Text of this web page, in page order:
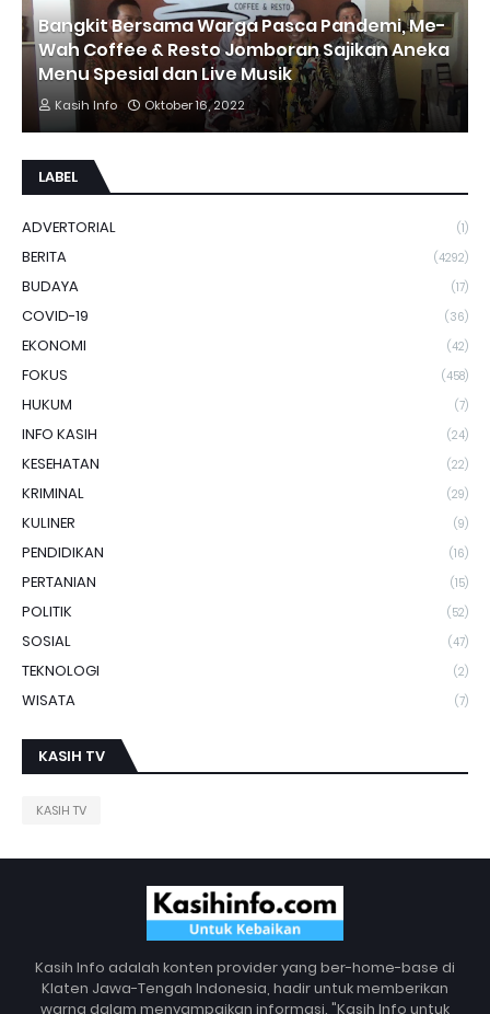
Bangkit Bersama Warga Pasca Pandemi, Me-
Wah Coffee & Resto Jomboran Sajikan Aneka
Menu Spesial dan Live Musik
Kasih Info Oktober 16, 2022
LABEL
ADVERTORIAL (1)
BERITA (4292)
BUDAYA (17)
COVID-19 (36)
EKONOMI (42)
FOKUS (458)
HUKUM (7)
INFO KASIH (24)
KESEHATAN (22)
KRIMINAL (29)
KULINER (9)
PENDIDIKAN (16)
PERTANIAN (15)
POLITIK (52)
SOSIAL (47)
TEKNOLOGI (2)
WISATA (7)
KASIH TV
KASIH TV
Kasih Info adalah konten provider yang ber-home-base di
Klaten Jawa-Tengah Indonesia, hadir untuk memberikan
warna dalam menyampaikan informasi. "Kasih Info untuk